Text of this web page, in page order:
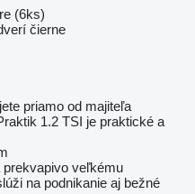
(6ks)
čierne
priamo od majiteľa
1.2 TSI je praktické a
veľkému
na podnikanie aj bežné